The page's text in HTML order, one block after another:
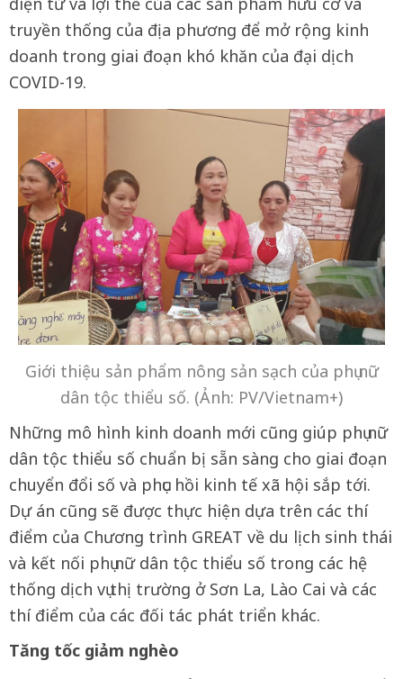
truyền thống của địa phương để mở rộng kinh
doanh trong giai đoạn khó khăn của đại dịch
COVID-19.
Giới thiệu sản phẩm nông sản sạch của phụ nữ
dân tộc thiểu số. (Ảnh: PV/Vietnam+)
Những mô hình kinh doanh mới cũng giúp phụ nữ
dân tộc thiểu số chuẩn bị sẵn sàng cho giai đoạn
chuyển đổi số và phục hồi kinh tế xã hội sắp tới.
Dự án cũng sẽ được thực hiện dựa trên các thí
điểm của Chương trình GREAT về du lịch sinh thái
và kết nối phụ nữ dân tộc thiểu số trong các hệ
thống dịch vụ thị trường ở Sơn La, Lào Cai và các
thí điểm của các đối tác phát triển khác.
Tăng tốc giảm nghèo